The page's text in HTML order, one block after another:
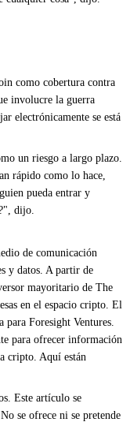
como cobertura contra
involucre la guerra
electrónicamente se está
un riesgo a largo plazo.
rápido como lo hace,
pueda entrar y
dijo.
de comunicación
y datos. A partir de
mayoritario de The
en el espacio cripto. El
para Foresight Ventures.
para ofrecer información
cripto. Aquí están
Este artículo se
se ofrece ni se pretende